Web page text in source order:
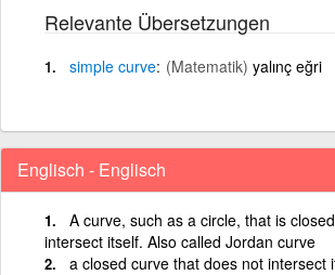
Relevante Übersetzungen
simple curve (Matematik) yalınç eğri
Englisch - Englisch
A curve, such as a circle, that is
intersect itself. Also called Jordan curve
a closed curve that does not intersect